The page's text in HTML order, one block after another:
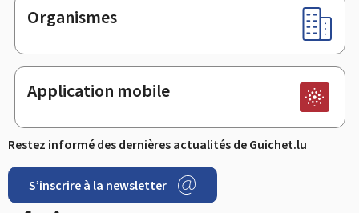
Organismes
Application mobile
Restez informé des dernières actualités de Guichet.lu
S’inscrire à la newsletter
Facebook